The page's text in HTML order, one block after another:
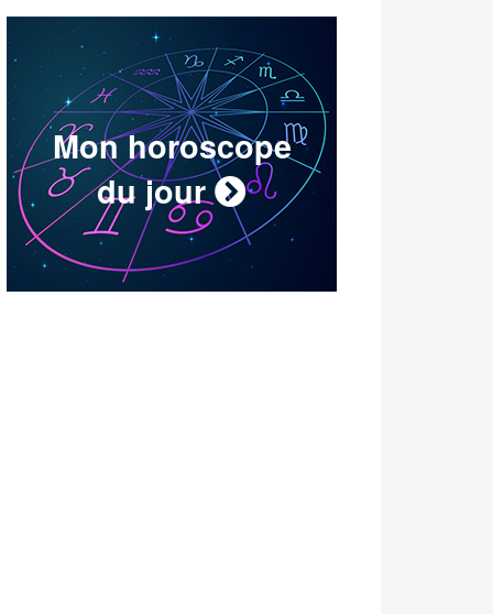
Mon horoscope
du jour